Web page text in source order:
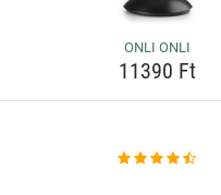
ONLI ONLI
11390 Ft